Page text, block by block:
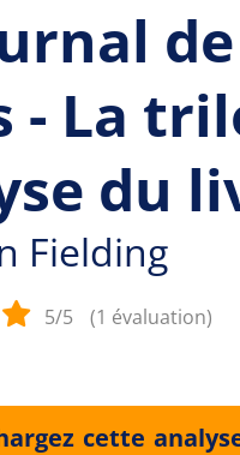
- La
du
Fielding
5/5 (1 évaluation)
cette